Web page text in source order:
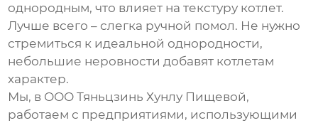
однородным, что влияет на текстуру котлет.
Лучше всего – слегка ручной помол. Не нужно
стремиться к идеальной однородности,
небольшие неровности добавят котлетам
характер.
Мы, в ООО Тяньцзинь Хунлу Пищевой,
работаем с предприятиями, использующими